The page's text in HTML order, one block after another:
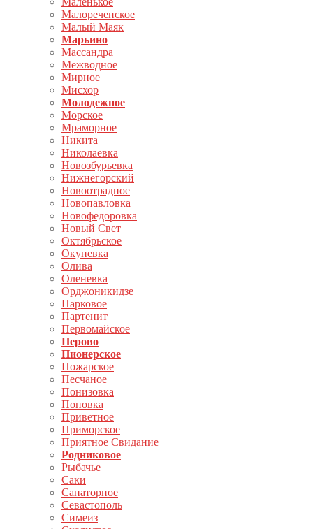
Малореченское
Малый Маяк
Марьино
Массандра
Межводное
Мирное
Мисхор
Молодежное
Морское
Мраморное
Никита
Николаевка
Новозбурьевка
Нижнегорский
Новоотрадное
Новопавловка
Новофедоровка
Новый Свет
Октябрьское
Окуневка
Олива
Оленевка
Орджоникидзе
Парковое
Партенит
Первомайское
Перово
Пионерское
Пожарское
Песчаное
Понизовка
Поповка
Приветное
Приморское
Приятное Свидание
Родниковое
Рыбачье
Саки
Санаторное
Севастополь
Симеиз